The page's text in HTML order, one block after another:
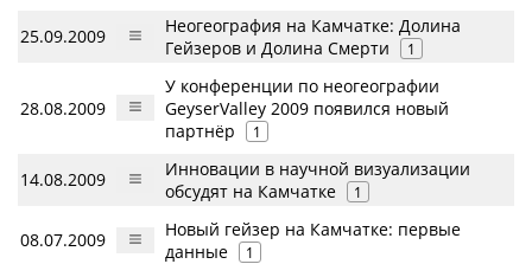
25.09.2009
Неогеография на Камчатке: Долина
Гейзеров и Долина Смерти
1
28.08.2009
У конференции по неогеографии
GeyserValley 2009 появился новый
партнёр
1
14.08.2009
Инновации в научной визуализации
обсудят на Камчатке
1
08.07.2009
Новый гейзер на Камчатке: первые
данные
1